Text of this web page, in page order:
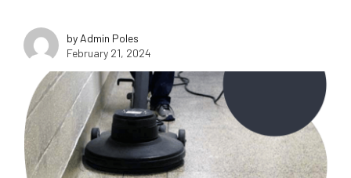
by Admin Poles
February 21, 2024